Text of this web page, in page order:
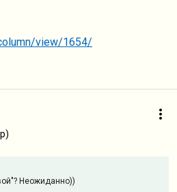
view/1654/
Неожиданно))